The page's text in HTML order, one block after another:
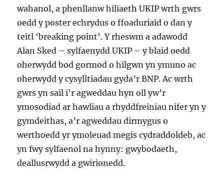
wahanol, a phenllanw hiliaeth UKIP wrth gwrs
oedd y poster echrydus o ffoaduriaid o dan y
teitl ‘breaking point’. Y rheswm a adawodd
Alan Sked – sylfaenydd UKIP – y blaid oedd
oherwydd bod gormod o hilgwn yn ymuno ac
oherwydd y cysylltiadau gyda’r BNP. Ac wrth
gwrs yn sail i’r agweddau hyn oll yw’r
ymosodiad ar hawliau a rhyddfreiniau nifer yn y
gymdeithas, a’r agweddau dirmygus o
werthoedd yr ymoleuad megis cydraddoldeb, ac
yn fwy sylfaenol na hynny: gwybodaeth,
deallusrwydd a gwirionedd.